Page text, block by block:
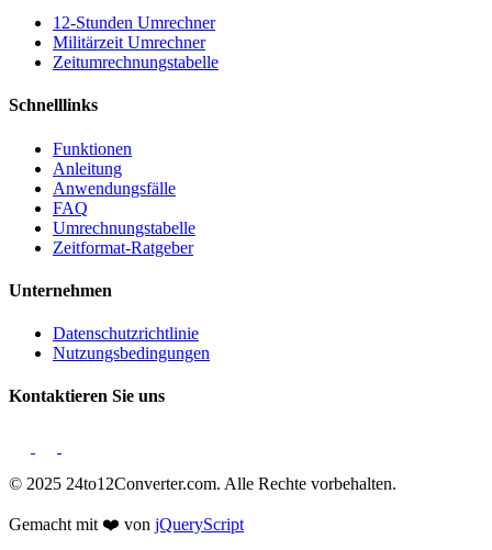
12-Stunden Umrechner
Militärzeit Umrechner
Zeitumrechnungstabelle
Schnelllinks
Funktionen
Anleitung
Anwendungsfälle
FAQ
Umrechnungstabelle
Zeitformat-Ratgeber
Unternehmen
Datenschutzrichtlinie
Nutzungsbedingungen
Kontaktieren Sie uns
© 2025 24to12Converter.com. Alle Rechte vorbehalten.
Gemacht mit ❤️ von jQueryScript